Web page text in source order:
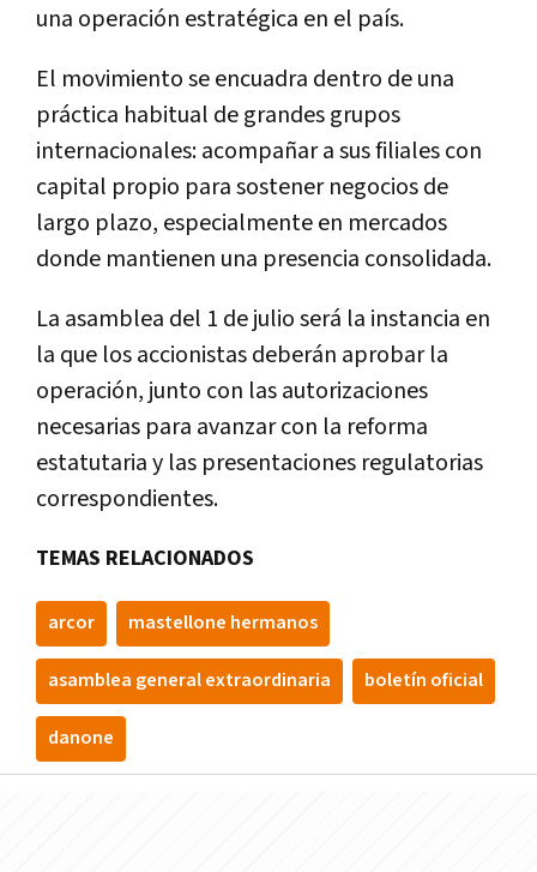
una operación estratégica en el país.
El movimiento se encuadra dentro de una
práctica habitual de grandes grupos
internacionales: acompañar a sus filiales con
capital propio para sostener negocios de
largo plazo, especialmente en mercados
donde mantienen una presencia consolidada.
La asamblea del 1 de julio será la instancia en
la que los accionistas deberán aprobar la
operación, junto con las autorizaciones
necesarias para avanzar con la reforma
estatutaria y las presentaciones regulatorias
correspondientes.
TEMAS RELACIONADOS
arcor mastellone hermanos
asamblea general extraordinaria boletín oficial
danone